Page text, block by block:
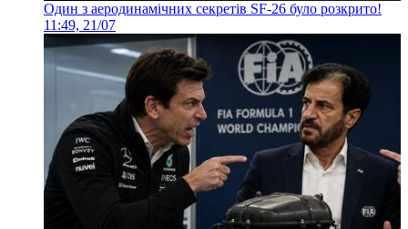
Один з аеродинамічних секретів SF-26 було розкрито!
11:49, 21/07